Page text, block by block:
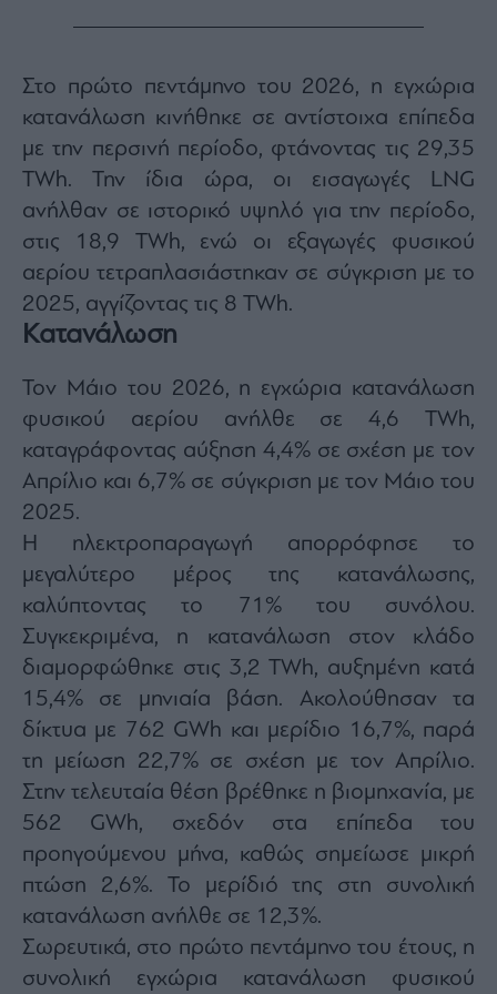
Media
Mononews100
Εγγραφείτε
Newsletter
του
mononews.gr
submitting
email,
agree
to
our
Terms
Privacy
Notice.
You
can
opt
out
at
any
time.
This
site
is
protected
reCAPTCHA
the
Google
Privacy
Policy
Terms
of
Service
apply.
Στο πρώτο πεντάμηνο του 2026, η εγχώρια
κατανάλωση κινήθηκε σε αντίστοιχα επίπεδα
με την περσινή περίοδο, φτάνοντας τις 29,35
TWh. Την ίδια ώρα, οι εισαγωγές LNG
ανήλθαν σε ιστορικό υψηλό για την περίοδο,
στις 18,9 TWh, ενώ οι εξαγωγές φυσικού
αερίου τετραπλασιάστηκαν σε σύγκριση με το
2025, αγγίζοντας τις 8 TWh.
Κατανάλωση
Τον Μάιο του 2026, η εγχώρια κατανάλωση
φυσικού αερίου ανήλθε σε 4,6 TWh,
καταγράφοντας αύξηση 4,4% σε σχέση με τον
Απρίλιο και 6,7% σε σύγκριση με τον Μάιο του
2025.
Η ηλεκτροπαραγωγή απορρόφησε το
μεγαλύτερο μέρος της κατανάλωσης,
καλύπτοντας το 71% του συνόλου.
Συγκεκριμένα, η κατανάλωση στον κλάδο
διαμορφώθηκε στις 3,2 TWh, αυξημένη κατά
15,4% σε μηνιαία βάση. Ακολούθησαν τα
δίκτυα με 762 GWh και μερίδιο 16,7%, παρά
τη μείωση 22,7% σε σχέση με τον Απρίλιο.
Στην τελευταία θέση βρέθηκε η βιομηχανία, με
562 GWh, σχεδόν στα επίπεδα του
προηγούμενου μήνα, καθώς σημείωσε μικρή
πτώση 2,6%. Το μερίδιό της στη συνολική
κατανάλωση ανήλθε σε 12,3%.
Σωρευτικά, στο πρώτο πεντάμηνο του έτους, η
συνολική εγχώρια κατανάλωση φυσικού